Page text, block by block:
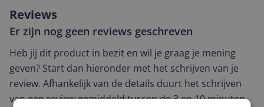
Reviews
Er zijn nog geen reviews geschreven
Heb jij dit product in bezit en wil je graag je mening
geven? Start dan hieronder met het schrijven van je
review. Afhankelijk van de details duurt het schrijven
van een review gemiddeld tussen de 3 en 10 minuten.